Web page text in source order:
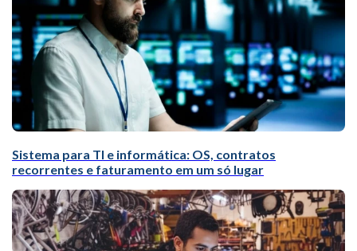
Sistema para TI e informática: OS, contratos
recorrentes e faturamento em um só lugar